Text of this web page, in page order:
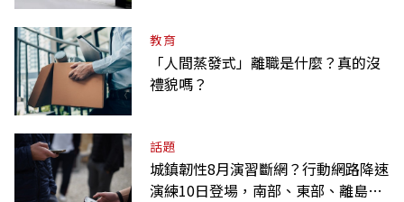
教育
「人間蒸發式」離職是什麼？真的沒
禮貌嗎？
話題
城鎮韌性8月演習斷網？行動網路降速
演練10日登場，南部、東部、離島為